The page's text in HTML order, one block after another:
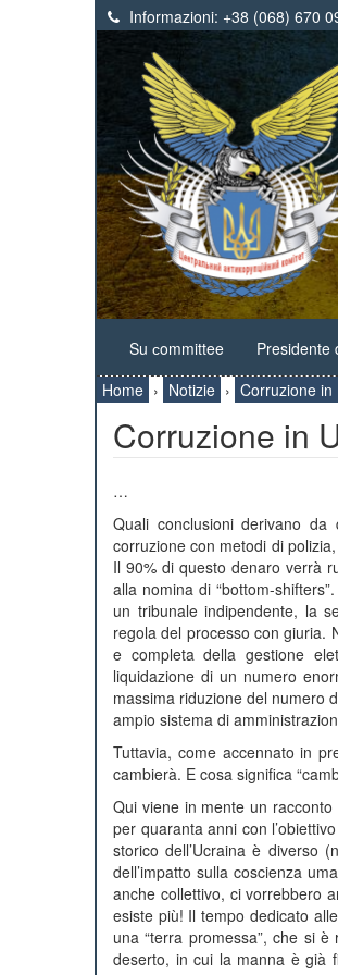
Informazioni: +38 (068) 670
Su сommittee Presidente
Home › Notizie › Corruzione
Corruzione in
…
Quali conclusioni derivano
corruzione con metodi di
Il 90% di questo denaro verrà
alla nomina di “bottom-
un tribunale indipendente, la
regola del processo con giuria.
e completa della gestione
liquidazione di un numero
massima riduzione del numero
ampio sistema di
Tuttavia, come accennato in
cambierà. E cosa significa
Qui viene in mente un
per quaranta anni con
storico dell’Ucraina è diverso
dell’impatto sulla coscienza
anche collettivo, ci vorrebbero
esiste più! Il tempo dedicato
una “terra promessa”, che si
deserto, in cui la manna è già